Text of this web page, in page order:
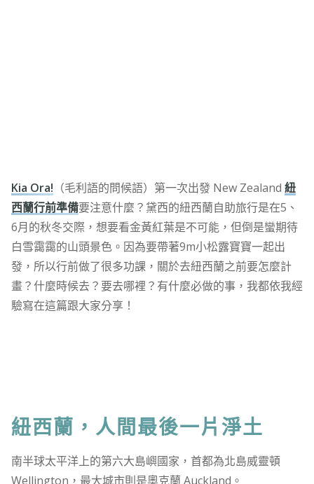
Kia Ora! （毛利語的問候語）第一次出發 New Zealand 紐
西蘭行前準備要注意什麼？黛西的紐西蘭自助旅行是在5、
6月的秋冬交際，想要看金黃紅葉是不可能，但倒是蠻期待
白雪靄靄的山頭景色。因為要帶著9m小松露寶寶一起出
發，所以行前做了很多功課，關於去紐西蘭之前要怎麼計
畫？什麼時候去？要去哪裡？有什麼必做的事，我都依我經
驗寫在這篇跟大家分享！
紐西蘭，人間最後一片淨土
南半球太平洋上的第六大島嶼國家，首都為北島威靈頓
Wellington，最大城市則是奧克蘭 Auckland。